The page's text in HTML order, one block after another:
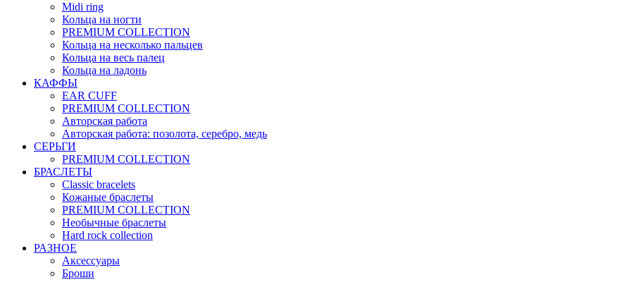
Midi ring
Кольца на ногти
PREMIUM COLLECTION
Кольца на несколько пальцев
Кольца на весь палец
Кольца на ладонь
КАФФЫ
EAR CUFF
PREMIUM COLLECTION
Авторская работа
Авторская работа: позолота, серебро, медь
СЕРЬГИ
PREMIUM COLLECTION
БРАСЛЕТЫ
Classic bracelets
Кожаные браслеты
PREMIUM COLLECTION
Необычные браслеты
Hard rock collection
РАЗНОЕ
Аксессуары
Броши